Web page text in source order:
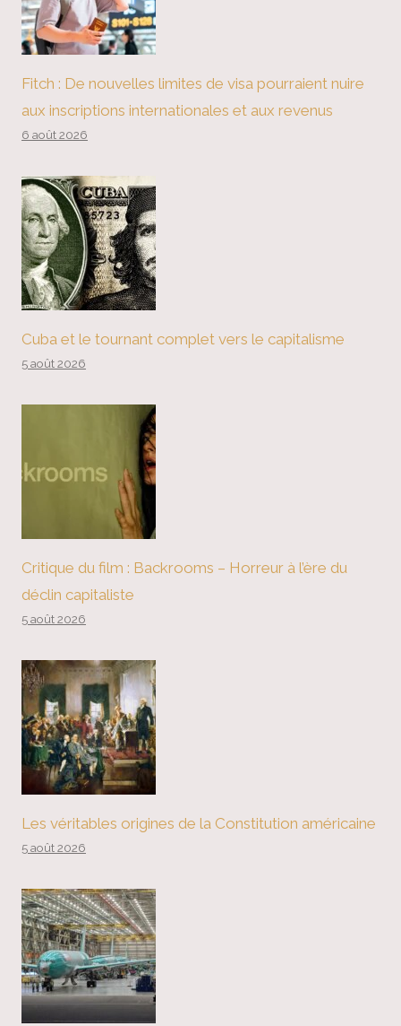
Fitch : De nouvelles limites de visa pourraient nuire
aux inscriptions internationales et aux revenus
6 août 2026
Cuba et le tournant complet vers le capitalisme
5 août 2026
Critique du film : Backrooms – Horreur à l’ère du
déclin capitaliste
5 août 2026
Les véritables origines de la Constitution américaine
5 août 2026